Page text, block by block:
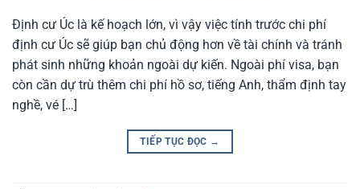
Định cư Úc là kế hoạch lớn, vì vậy việc tính trước chi phí
định cư Úc sẽ giúp bạn chủ động hơn về tài chính và tránh
phát sinh những khoản ngoài dự kiến. Ngoài phí visa, bạn
còn cần dự trù thêm chi phí hồ sơ, tiếng Anh, thẩm định tay
nghề, vé […]
TIẾP TỤC ĐỌC →